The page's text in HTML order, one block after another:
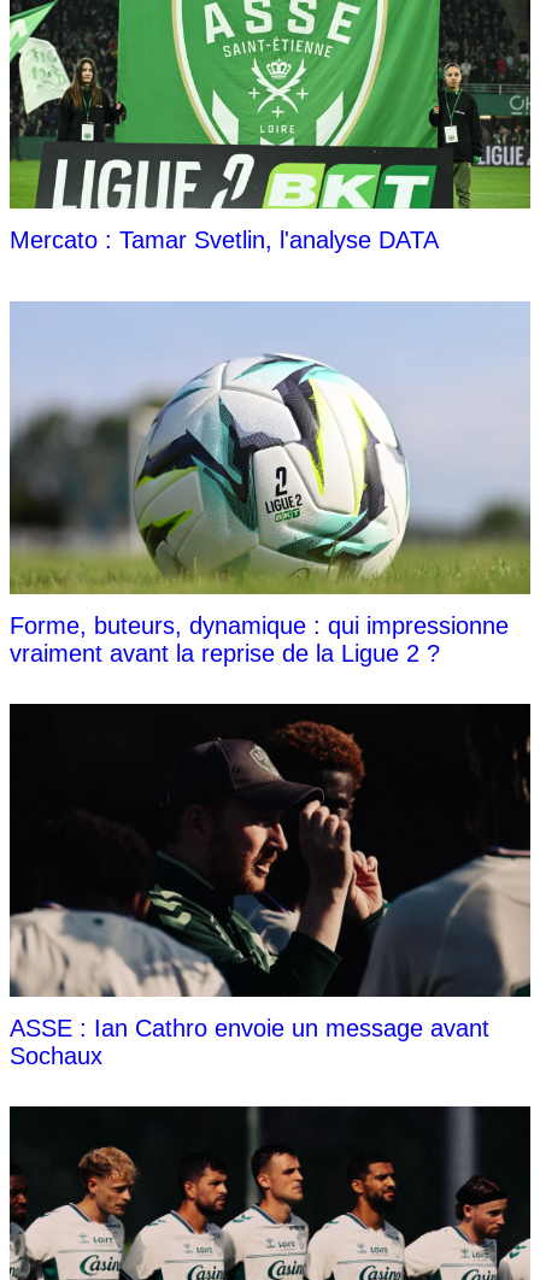
Mercato : Tamar Svetlin, l'analyse DATA
Forme, buteurs, dynamique : qui impressionne
vraiment avant la reprise de la Ligue 2 ?
ASSE : Ian Cathro envoie un message avant
Sochaux